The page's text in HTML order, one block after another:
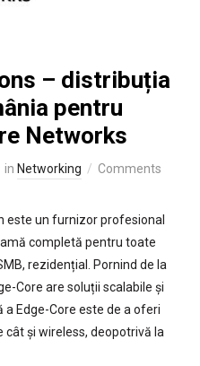
– distribuția
pentru
Networks
in Networking
Comments
este un furnizor profesional
completă pentru toate
rezidențial. Pornind de la
Core are soluții scalabile și
Edge-Core este de a oferi
și wireless, deopotrivă la